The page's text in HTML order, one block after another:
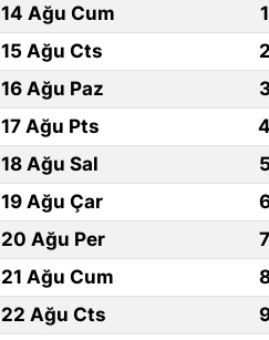
14 Ağu Cum
15 Ağu Cts
16 Ağu Paz
17 Ağu Pts
18 Ağu Sal
19 Ağu Çar
20 Ağu Per
21 Ağu Cum
22 Ağu Cts